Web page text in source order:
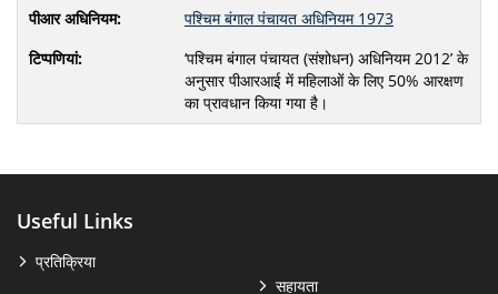
पश्चिम बंगाल पंचायत अधिनियम 1973
‘पश्चिम बंगाल पंचायत (संशोधन) अधिनियम 2012’ के
अनुसार पीआरआई में महिलाओं के लिए 50% आरक्षण
का प्रावधान किया गया है।
Useful Links
प्रतिक्रिया
सहायता